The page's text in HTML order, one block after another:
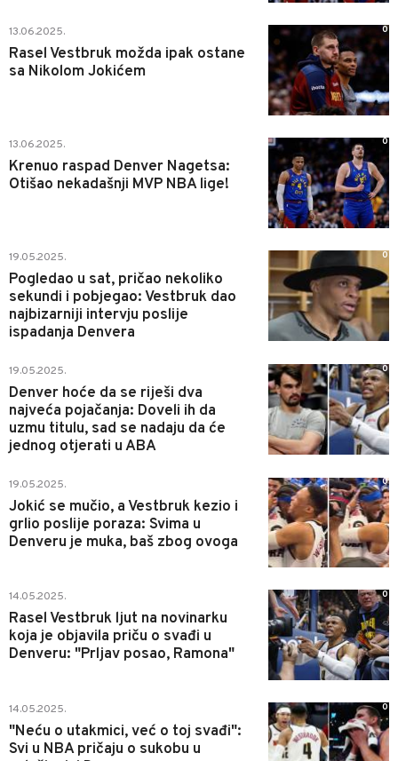
13.06.2025.
Rasel Vestbruk možda ipak ostane
sa Nikolom Jokićem
0
13.06.2025.
Krenuo raspad Denver Nagetsa:
Otišao nekadašnji MVP NBA lige!
0
19.05.2025.
Pogledao u sat, pričao nekoliko
sekundi i pobjegao: Vestbruk dao
najbizarniji intervju poslije
ispadanja Denvera
0
19.05.2025.
Denver hoće da se riješi dva
najveća pojačanja: Doveli ih da
uzmu titulu, sad se nadaju da će
jednog otjerati u ABA
0
19.05.2025.
Jokić se mučio, a Vestbruk kezio i
grlio poslije poraza: Svima u
Denveru je muka, baš zbog ovoga
0
14.05.2025.
Rasel Vestbruk ljut na novinarku
koja je objavila priču o svađi u
Denveru: "Prljav posao, Ramona"
0
14.05.2025.
"Neću o utakmici, već o toj svađi":
Svi u NBA pričaju o sukobu u
0